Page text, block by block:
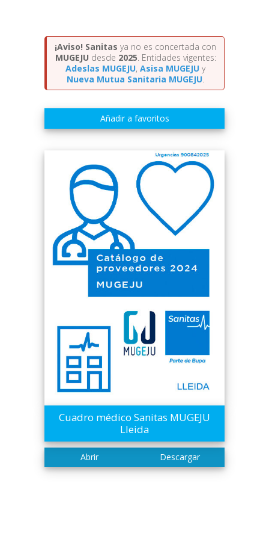
¡Aviso! Sanitas ya no es concertada con
MUGEJU desde 2025. Entidades vigentes:
Adeslas MUGEJU, Asisa MUGEJU y
Nueva Mutua Sanitaria MUGEJU.
Cuadro médico Sanitas MUGEJU
Lleida